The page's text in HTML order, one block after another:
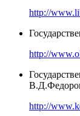
http://
http://
http://